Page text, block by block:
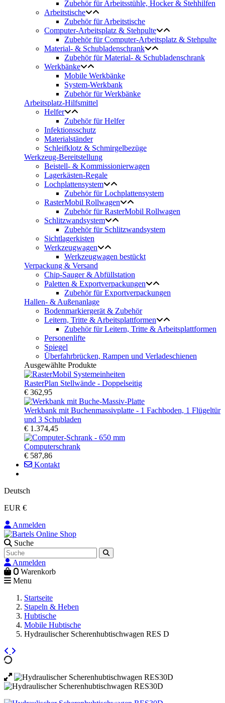
Zubehör für Arbeitsstühle, Hocker & Stehhilfen
Arbeitstische
Zubehör für Arbeitstische
Computer-Arbeitsplatz & Stehpulte
Zubehör für Computer-Arbeitsplatz & Stehpulte
Material- & Schubladenschrank
Zubehör für Material- & Schubladenschrank
Werkbänke
Mobile Werkbänke
System-Werkbank
Zubehör für Werkbänke
Arbeitsplatz-Hilfsmittel
Helfer
Zubehör für Helfer
Infektionsschutz
Materialständer
Schleifklotz & Schmirgelbezüge
Werkzeug-Bereitstellung
Beistell- & Kommissionierwagen
Lagerkästen-Regale
Lochplattensystem
Zubehör für Lochplattensystem
RasterMobil Rollwagen
Zubehör für RasterMobil Rollwagen
Schlitzwandsystem
Zubehör für Schlitzwandsystem
Sichtlagerkisten
Werkzeugwagen
Werkzeugwagen bestückt
Verpackung & Versand
Chip-Sauger & Abfüllstation
Paletten & Exportverpackungen
Zubehör für Exportverpackungen
Hallen- & Außenanlage
Bodenmarkiergerät & Zubehör
Leitern, Tritte & Arbeitsplattformen
Zubehör für Leitern, Tritte & Arbeitsplattformen
Personenlifte
Spiegel
Überfahrbrücken, Rampen und Verladeschienen
Ausgewählte Produkte
RasterPlan Stellwände - Doppelseitig
€ 362,95
Werkbank mit Buchenmassivplatte - 1 Fachboden, 1 Flügeltür
und 3 Schubladen
€ 1.374,45
Computerschrank
€ 587,86
Kontakt
Deutsch
EUR €
Anmelden
Suche
Anmelden
0 Warenkorb
Menu
Startseite
Stapeln & Heben
Hubtische
Mobile Hubtische
Hydraulischer Scherenhubtischwagen RES D